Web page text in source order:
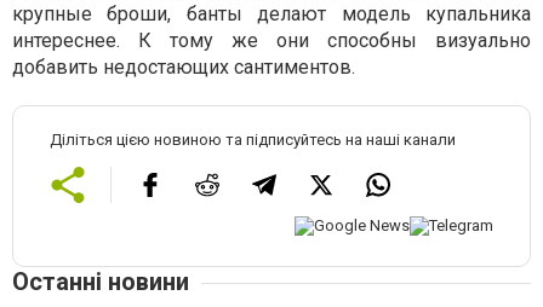
крупные броши, банты делают модель купальника
интереснее. К тому же они способны визуально
добавить недостающих сантиментов.
Діліться цією новиною та підписуйтесь на наші канали
Останні новини